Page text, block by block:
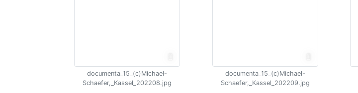
documenta_15_(c)Michael-
Schaefer,_Kassel_202208.jpg
documenta_15_(c)Michael-
Schaefer,_Kassel_202209.jpg